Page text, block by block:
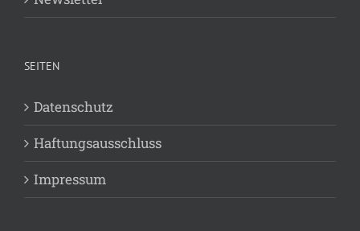
SEITEN
Datenschutz
Haftungsausschluss
Impressum